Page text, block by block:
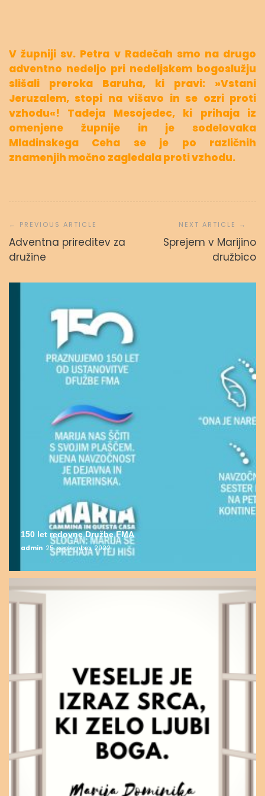
V župniji sv. Petra v Radečah smo na drugo
adventno nedeljo pri nedeljskem bogoslužju
slišali preroka Baruha, ki pravi: »Vstani
Jeruzalem, stopi na višavo in se ozri proti
vzhodu«! Tadeja Mesojedec, ki prihaja iz
omenjene župnije in je sodelovaka
Mladinskega Ceha se je po različnih
znamenjih močno zagledala proti vzhodu.
prispevka
Adventna prireditev za
družine
Sprejem v Marijino
družbico
150 let redovne Družbe FMA
admin 25. septembra, 2022